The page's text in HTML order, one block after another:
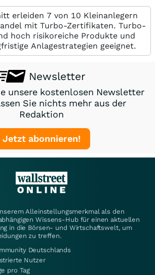
erleiden 7 von 10 Kleinanlegern
mit Turbo-Zertifikaten. Turbo-
hoch risikoreiche Produkte und
Anlagestrategien geeignet.
Newsletter
unsere kostenlosen Newsletter
Sie nichts mehr aus der
Redaktion
Jetzt abonnieren!
Alleinstellungsmerkmal als den
Wissens-Hub für einen aktuellen
in die Börsen- und Wirtschaftswelt, um
zu treffen.
Deutschlands
Nutzer
pro Tag